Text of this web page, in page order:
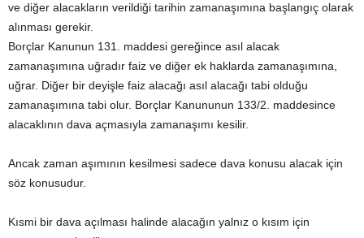
ve diğer alacakların verildiği tarihin zamanaşımına başlangıç olarak
alınması gerekir.
Borçlar Kanunun 131. maddesi gereğince asıl alacak
zamanaşımına uğradır faiz ve diğer ek haklarda zamanaşımına,
uğrar. Diğer bir deyişle faiz alacağı asıl alacağı tabi olduğu
zamanaşımına tabi olur. Borçlar Kanununun 133/2. maddesince
alacaklının dava açmasıyla zamanaşımı kesilir.
Ancak zaman aşımının kesilmesi sadece dava konusu alacak için
söz konusudur.
Kısmi bir dava açılması halinde alacağın yalnız o kısım için